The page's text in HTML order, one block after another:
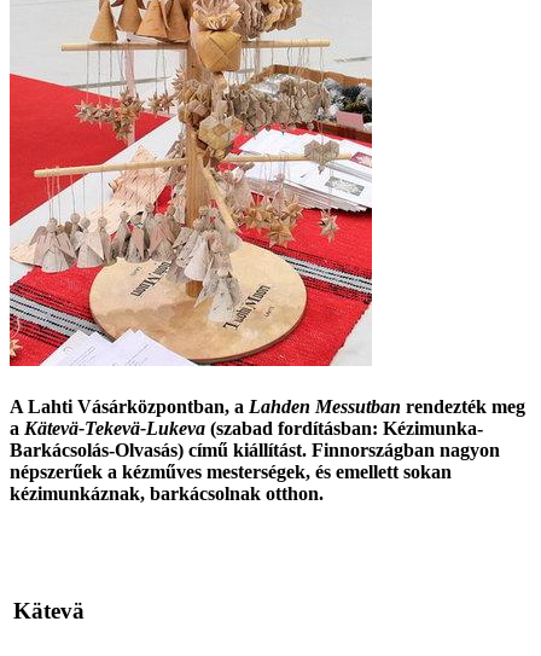
A Lahti Vásárközpontban, a Lahden Messutban rendezték meg
a Kätevä-Tekevä-Lukeva (szabad fordításban: Kézimunka-
Barkácsolás-Olvasás) című kiállítást. Finnországban nagyon
népszerűek a kézműves mesterségek, és emellett sokan
kézimunkáznak, barkácsolnak otthon.
Kätevä